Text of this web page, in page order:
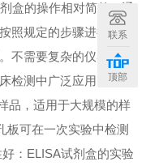
盒的操作相对简单，通
照规定的步骤进行孵育
不需要复杂的仪器设备
检测中广泛应用。 高通
品，适用于大规模的样
板可在一次实验中检测
：ELISA试剂盒的实验
联系
顶部